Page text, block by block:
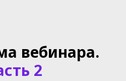
вебинара.
2